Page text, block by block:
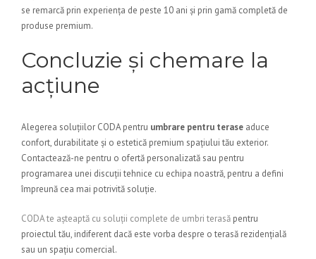
se remarcă prin experiența de peste 10 ani și prin gamă completă de
produse premium.
Concluzie și chemare la
acțiune
Alegerea soluțiilor CODA pentru umbrare pentru terase aduce
confort, durabilitate și o estetică premium spațiului tău exterior.
Contactează-ne pentru o ofertă personalizată sau pentru
programarea unei discuții tehnice cu echipa noastră, pentru a defini
împreună cea mai potrivită soluție.
CODA te așteaptă cu soluții complete de umbri terasă pentru
proiectul tău, indiferent dacă este vorba despre o terasă rezidențială
sau un spațiu comercial.